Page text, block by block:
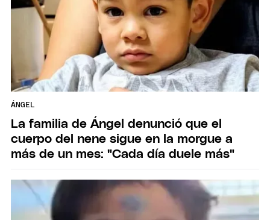
ÁNGEL
La familia de Ángel denunció que el
cuerpo del nene sigue en la morgue a
más de un mes: "Cada día duele más"